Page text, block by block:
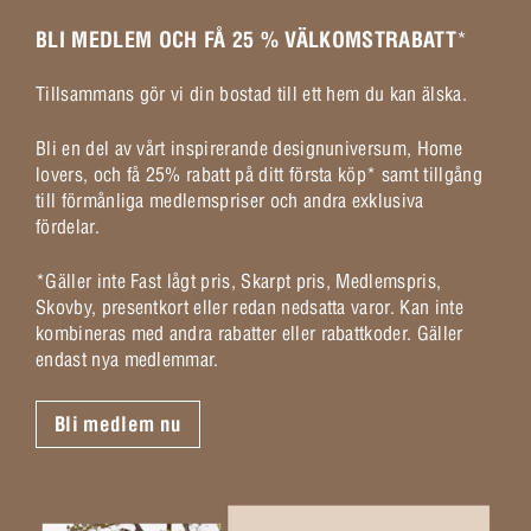
BLI MEDLEM OCH FÅ 25 % VÄLKOMSTRABATT*
Tillsammans gör vi din bostad till ett hem du kan älska.
Bli en del av vårt inspirerande designuniversum, Home
lovers, och få 25% rabatt på ditt första köp* samt tillgång
till förmånliga medlemspriser och andra exklusiva
fördelar.
*Gäller inte Fast lågt pris, Skarpt pris, Medlemspris,
Skovby, presentkort eller redan nedsatta varor. Kan inte
kombineras med andra rabatter eller rabattkoder. Gäller
endast nya medlemmar.
Bli medlem nu